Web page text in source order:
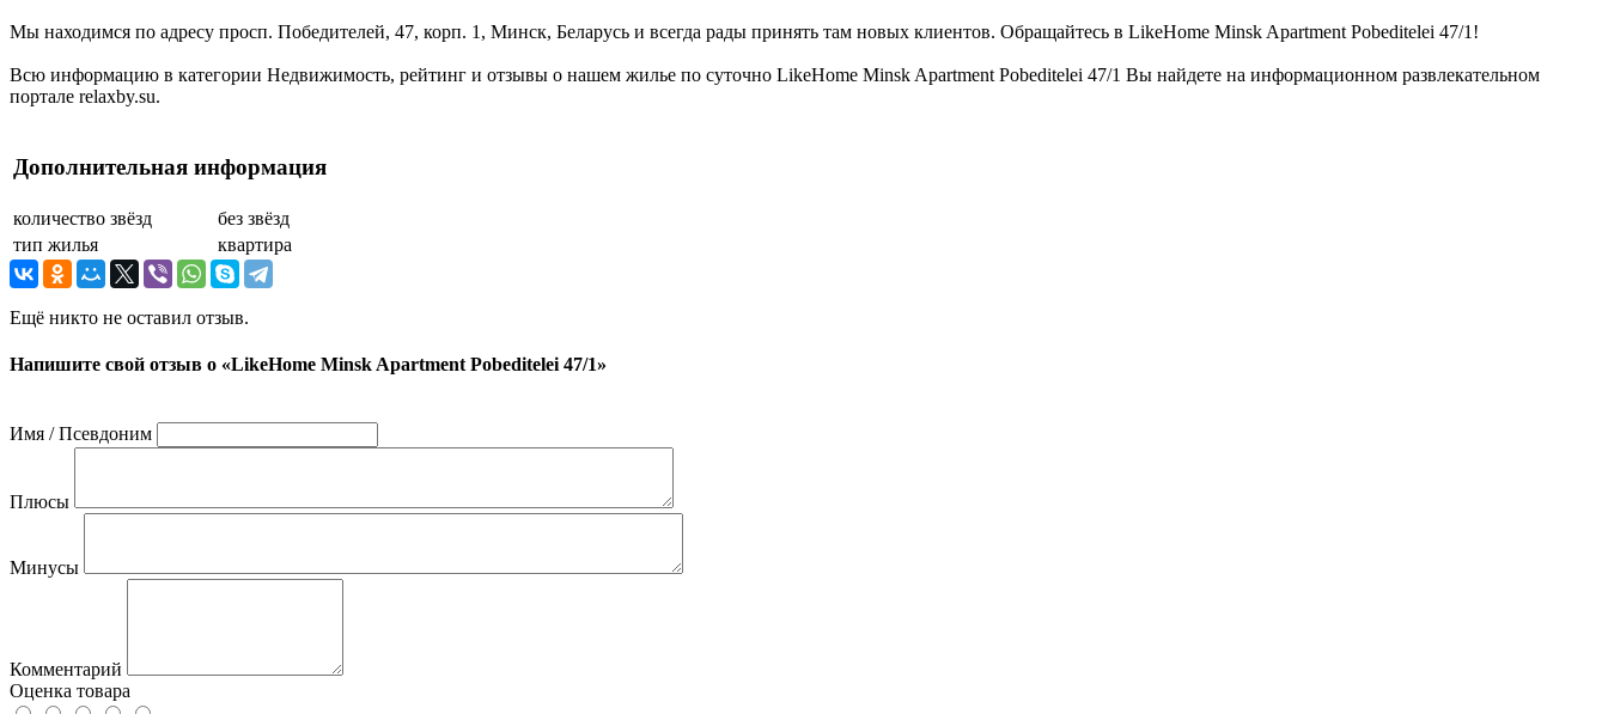
Мы находимся по адресу просп. Победителей, 47, корп. 1, Минск, Беларусь и всегда рады принять там новых клиентов. Обращайтесь в LikeHome Minsk Apartment Pobeditelei 47/1!
Всю информацию в категории Недвижимость, рейтинг и отзывы о нашем жилье по суточно LikeHome Minsk Apartment Pobeditelei 47/1 Вы найдете на информационном развлекательном
портале relaxby.su.
Дополнительная информация
количество звёзд
без звёзд
тип жилья
квартира
Ещё никто не оставил отзыв.
Напишите свой отзыв о «LikeHome Minsk Apartment Pobeditelei 47/1»
Имя / Псевдоним
Плюсы
Минусы
Комментарий
Оценка товара